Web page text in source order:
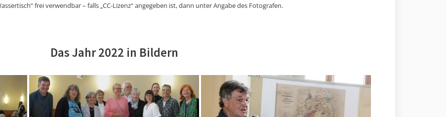
frei verwendbar – falls „CC-Lizenz“ angegeben ist, dann unter Angabe des Fotografen.
Das Jahr 2022 in Bildern